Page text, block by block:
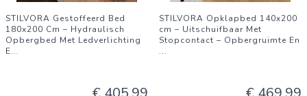
STILVORA Gestoffeerd Bed
180x200 Cm – Hydraulisch
Opbergbed Met Ledverlichting
E...
STILVORA Opklapbed 140x200
cm – Uitschuifbaar Met
Stopcontact – Opbergruimte En
...